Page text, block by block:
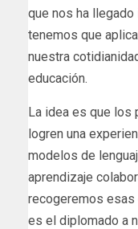
que nos ha
tenemos que
nuestra
educación.
La idea es que los
logren una
modelos de
aprendizaje
recogeremos esas
es el diplomado a